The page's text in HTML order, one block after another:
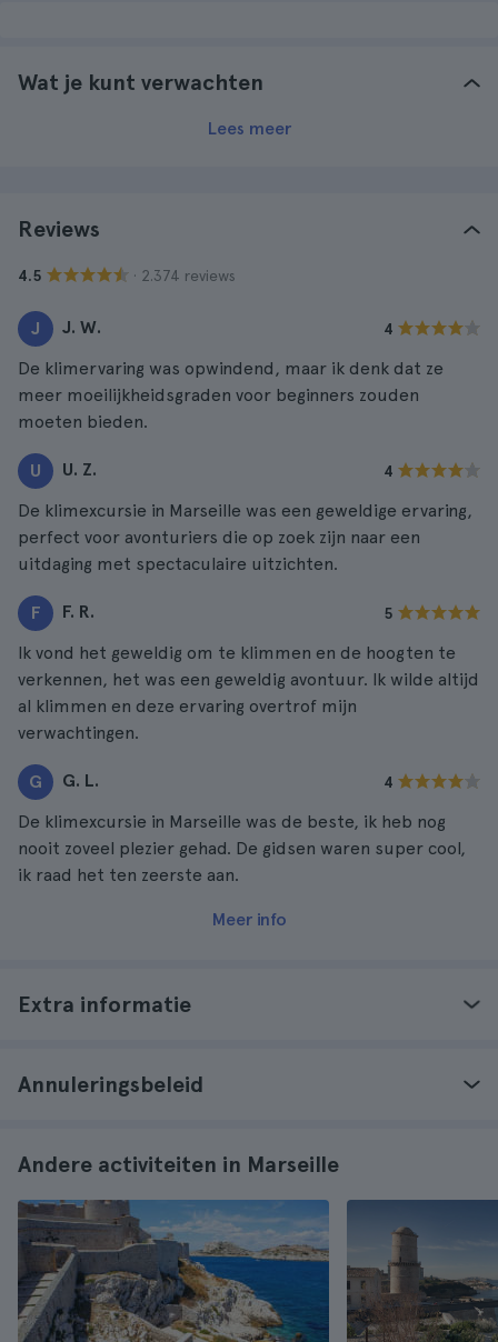
Wat je kunt verwachten
Lees meer
Reviews
4.5 · 2.374 reviews
J J. W. 4
De klimervaring was opwindend, maar ik denk dat ze
meer moeilijkheidsgraden voor beginners zouden
moeten bieden.
U U. Z. 4
De klimexcursie in Marseille was een geweldige ervaring,
perfect voor avonturiers die op zoek zijn naar een
uitdaging met spectaculaire uitzichten.
F F. R. 5
Ik vond het geweldig om te klimmen en de hoogten te
verkennen, het was een geweldig avontuur. Ik wilde altijd
al klimmen en deze ervaring overtrof mijn
verwachtingen.
G G. L. 4
De klimexcursie in Marseille was de beste, ik heb nog
nooit zoveel plezier gehad. De gidsen waren super cool,
ik raad het ten zeerste aan.
Meer info
Extra informatie
Annuleringsbeleid
Andere activiteiten in Marseille